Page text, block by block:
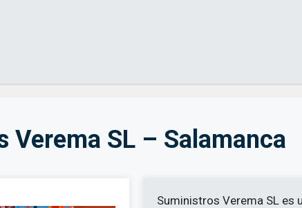
Verema SL – Salamanca
Suministros Verema SL es